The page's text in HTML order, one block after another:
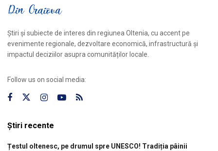
Știri și subiecte de interes din regiunea Oltenia, cu accent pe
evenimente regionale, dezvoltare economică, infrastructură și
impactul deciziilor asupra comunităților locale.
Follow us on social media:
Știri recente
Țestul oltenesc, pe drumul spre UNESCO! Tradiția pâinii